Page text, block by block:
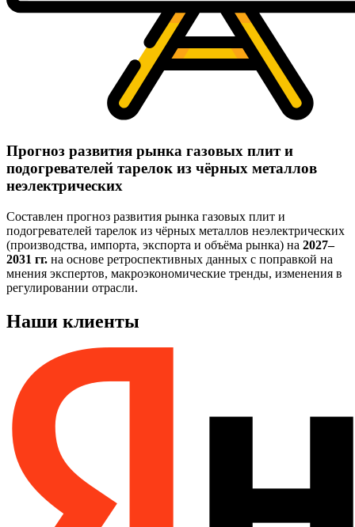
Прогноз развития рынка газовых плит и
подогревателей тарелок из чёрных металлов
неэлектрических
Составлен прогноз развития рынка газовых плит и
подогревателей тарелок из чёрных металлов неэлектрических
(производства, импорта, экспорта и объёма рынка) на 2027–
2031 гг. на основе ретроспективных данных с поправкой на
мнения экспертов, макроэкономические тренды, изменения в
регулировании отрасли.
Наши клиенты